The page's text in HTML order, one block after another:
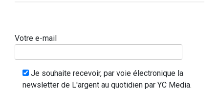
Votre e-mail
Je souhaite recevoir, par voie électronique la
newsletter de L'argent au quotidien par YC Media.